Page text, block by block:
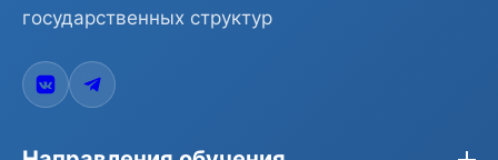
государственных структур